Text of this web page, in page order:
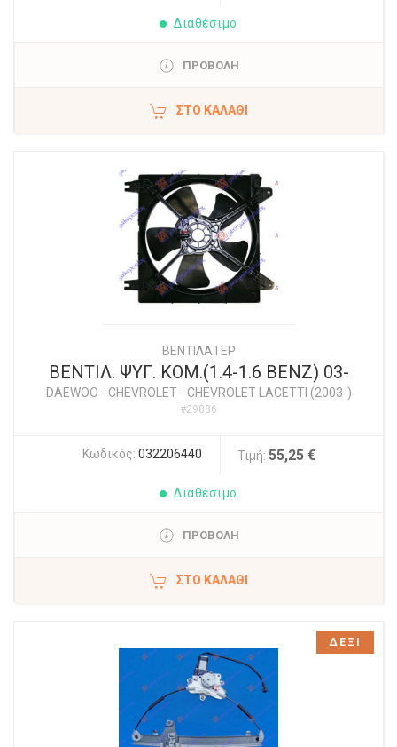
Διαθέσιμο
ΠΡΟΒΟΛΗ
ΣΤΟ ΚΑΛΆΘΙ
ΒΕΝΤΙΛΑΤΕΡ
ΒΕΝΤΙΛ. ΨΥΓ. ΚΟΜ.(1.4-1.6 ΒΕΝΖ) 03-
DAEWOO - CHEVROLET- CHEVROLET LACETTI (2003-)
#29886
Κωδικός: 032206440 Τιμή: 55,25 €
Διαθέσιμο
ΠΡΟΒΟΛΗ
ΣΤΟ ΚΑΛΆΘΙ
ΔΕΞΙ